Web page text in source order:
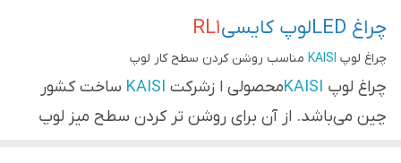
چراغ LEDلوپ کایسی RL1
چراغ لوپ KAISI مناسب روشن کردن سطح کار لوپ
چراغ لوپ KAISIمحصولی ا زشرکت KAISI ساخت کشور
چین می‌باشد. از آن برای روشن تر کردن سطح میز لوپ